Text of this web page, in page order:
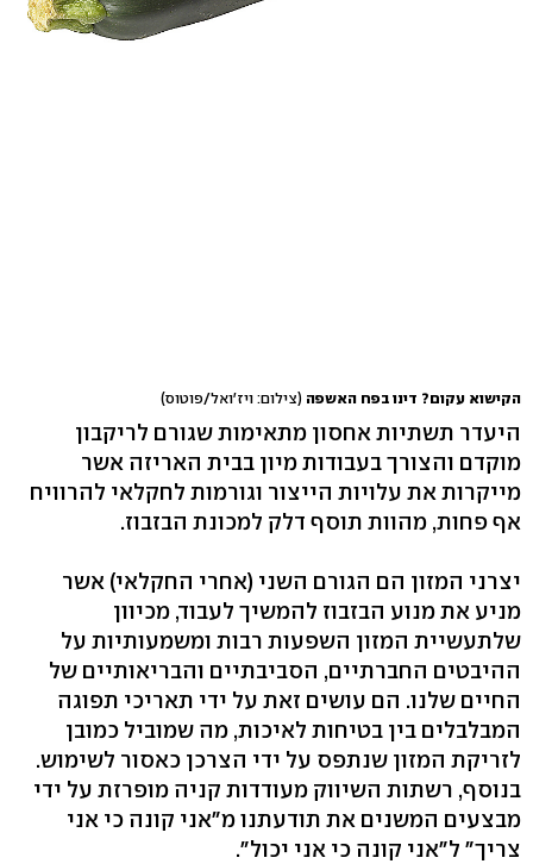
הקישוא עקום? דינו בפח האשפה (צילום: ויז'ואל/פוטוס)
היעדר תשתיות אחסון מתאימות שגורם לריקבון
מוקדם והצורך בעבודות מיון בבית האריזה אשר
מייקרות את עלויות הייצור וגורמות לחקלאי להרוויח
אף פחות, מהוות תוסף דלק למכונת הבזבוז.
יצרני המזון הם הגורם השני (אחרי החקלאי) אשר
מניע את מנוע הבזבוז להמשיך לעבוד, מכיוון
שלתעשיית המזון השפעות רבות ומשמעותיות על
ההיבטים החברתיים, הסביבתיים והבריאותיים של
החיים שלנו. הם עושים זאת על ידי תאריכי תפוגה
המבלבלים בין בטיחות לאיכות, מה שמוביל כמובן
לזריקת המזון שנתפס על ידי הצרכן כאסור לשימוש.
בנוסף, רשתות השיווק מעודדות קניה מופרזת על ידי
מבצעים המשנים את תודעתנו מ"אני קונה כי אני
צריך" ל"אני קונה כי אני יכול".